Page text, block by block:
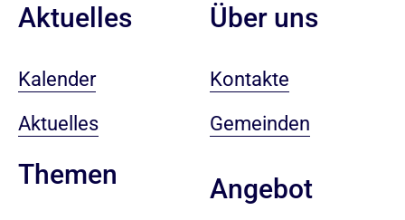
Aktuelles
Kalender
Aktuelles
Themen
Über uns
Kontakte
Gemeinden
Angebot